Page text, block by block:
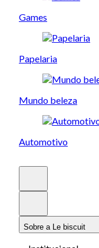
Games
Papelaria
Mundo beleza
Automotivo
Sobre a Le biscuit